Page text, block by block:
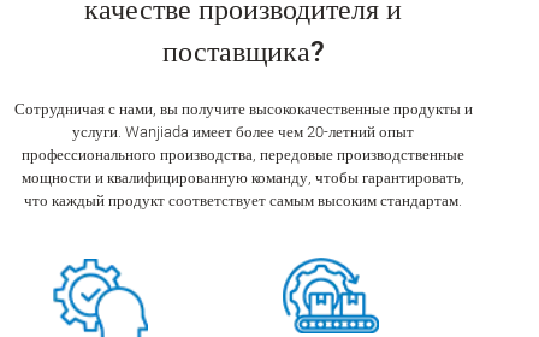
качестве производителя и
поставщика?
Сотрудничая с нами, вы получите высококачественные продукты и
услуги. Wanjiada имеет более чем 20-летний опыт
профессионального производства, передовые производственные
мощности и квалифицированную команду, чтобы гарантировать,
что каждый продукт соответствует самым высоким стандартам.